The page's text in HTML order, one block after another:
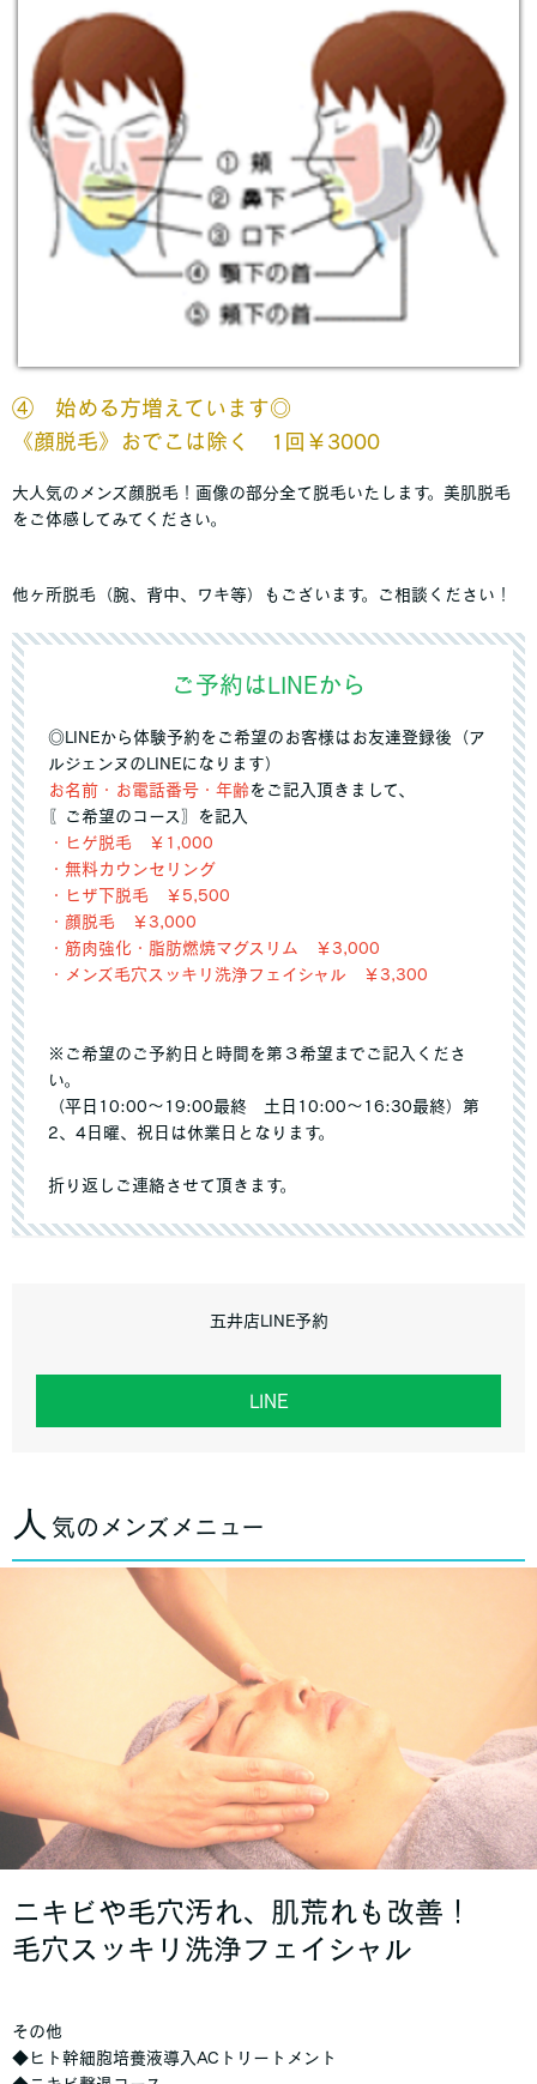
④ 始める方増えています◎
《顔脱毛》おでこは除く 1回￥3000
大人気のメンズ顔脱毛！画像の部分全て脱毛いたします。美肌脱毛
をご体感してみてください。
他ヶ所脱毛（腕、背中、ワキ等）もございます。ご相談ください！
ご予約はLINEから
◎LINEから体験予約をご希望のお客様はお友達登録後（ア
ルジェンヌのLINEになります）
お名前・お電話番号・年齢をご記入頂きまして、
〖ご希望のコース〗を記入
・ヒゲ脱毛 ￥1,000
・無料カウンセリング
・ヒザ下脱毛 ￥5,500
・顔脱毛 ￥3,000
・筋肉強化・脂肪燃焼マグスリム ￥3,000
・メンズ毛穴スッキリ洗浄フェイシャル ￥3,300
※ご希望のご予約日と時間を第３希望までご記入くださ
い。
（平日10:00～19:00最終 土日10:00～16:30最終）第
2、4日曜、祝日は休業日となります。
折り返しご連絡させて頂きます。
五井店LINE予約
LINE
人 気のメンズメニュー
ニキビや毛穴汚れ、肌荒れも改善！
毛穴スッキリ洗浄フェイシャル
その他
◆ヒト幹細胞培養液導入ACトリートメント